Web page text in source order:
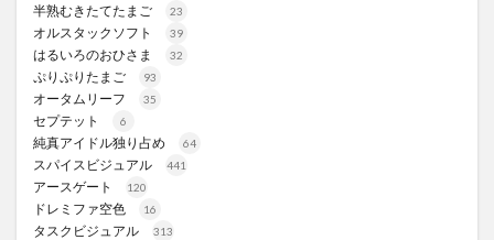
半熟むきたてたまご 23
オルスタックソフト 39
はるいろのおひさま 32
ぷりぷりたまご 93
オータムリーフ 35
セプテット 6
純真アイドル独り占め 64
スパイスビジュアル 441
アースゲート 120
ドレミファ空色 16
タスクビジュアル 313